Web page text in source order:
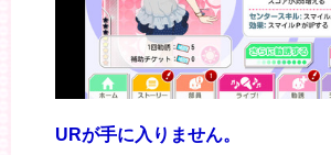
URが手に入りません。